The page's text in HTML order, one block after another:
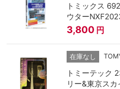
トミックス
ウター
3,800 円
在庫なし
トミーテック
リー&東京ス